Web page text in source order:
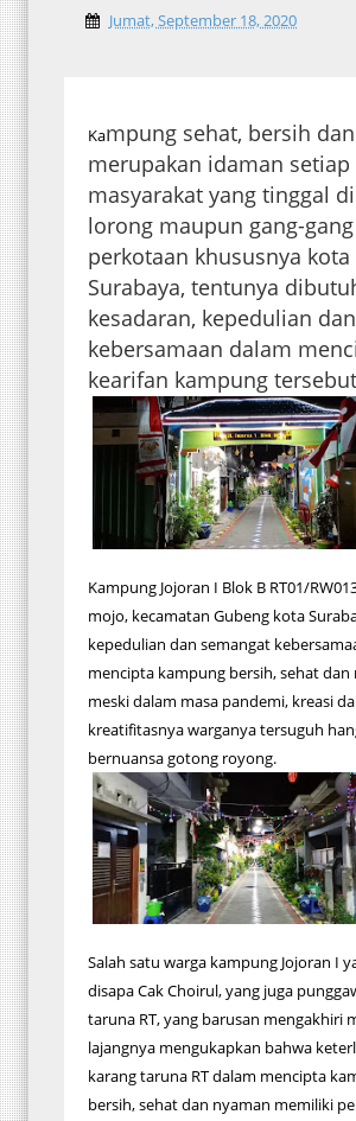
Jumat, September 18, 2020
Kampung sehat, bersih
merupakan idaman setiap
masyarakat yang tinggal
lorong maupun gang-
perkotaan khususnya kota
Surabaya, tentunya
kesadaran, kepedulian dan
kebersamaan dalam
kearifan kampung
Kampung Jojoran I Blok B RT01/
mojo, kecamatan Gubeng kota
kepedulian dan semangat
mencipta kampung bersih, sehat dan
meski dalam masa pandemi, kreasi
kreatifitasnya warganya tersuguh
bernuansa gotong royong.
Salah satu warga kampung Jojoran I
disapa Cak Choirul, yang juga
taruna RT, yang barusan mengakhiri
lajangnya mengukapkan bahwa
karang taruna RT dalam mencipta
bersih, sehat dan nyaman memiliki